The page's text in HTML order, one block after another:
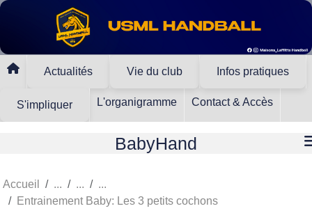
Actualités Vie du club Infos pratiques
S'impliquer L'organigramme Contact & Accès
BabyHand
Accueil
Entrainement Baby: Les 3 petits cochons
Panneau de gestion des cookies